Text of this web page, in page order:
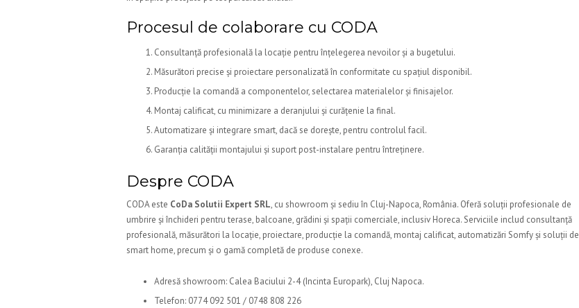
Procesul de colaborare cu CODA
Consultanță profesională la locație pentru înțelegerea nevoilor și a bugetului.
Măsurători precise și proiectare personalizată în conformitate cu spațiul disponibil.
Producție la comandă a componentelor, selectarea materialelor și finisajelor.
Montaj calificat, cu minimizare a deranjului și curățenie la final.
Automatizare și integrare smart, dacă se dorește, pentru controlul facil.
Garanția calității montajului și suport post-instalare pentru întreținere.
Despre CODA
CODA este CoDa Solutii Expert SRL, cu showroom și sediu în Cluj-Napoca, România. Oferă soluții profesionale de
umbrire și închideri pentru terase, balcoane, grădini și spații comerciale, inclusiv Horeca. Serviciile includ consultanță
profesională, măsurători la locație, proiectare, producție la comandă, montaj calificat, automatizări Somfy și soluții de
smart home, precum și o gamă completă de produse conexe.
Adresă showroom: Calea Baciului 2-4 (Incinta Europark), Cluj Napoca.
Telefon: 0774 092 501 / 0748 808 226